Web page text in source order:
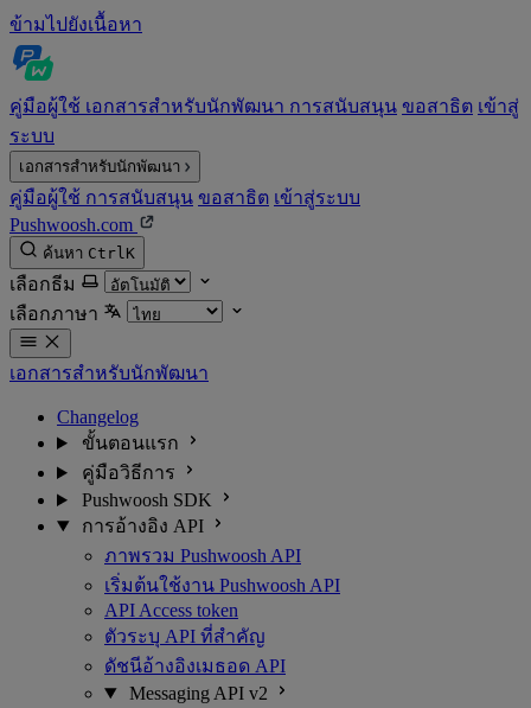
ข้ามไปยังเนื้อหา
คู่มือผู้ใช้ เอกสารสำหรับนักพัฒนา การสนับสนุน ขอสาธิต เข้าสู่
ระบบ
เอกสารสำหรับนักพัฒนา
คู่มือผู้ใช้ การสนับสนุน ขอสาธิต เข้าสู่ระบบ
Pushwoosh.com
ค้นหา CtrlK
เลือกธีม
เลือกภาษา
เอกสารสำหรับนักพัฒนา
Changelog
ขั้นตอนแรก
คู่มือวิธีการ
Pushwoosh SDK
การอ้างอิง API
ภาพรวม Pushwoosh API
เริ่มต้นใช้งาน Pushwoosh API
API Access token
ตัวระบุ API ที่สำคัญ
ดัชนีอ้างอิงเมธอด API
Messaging API v2